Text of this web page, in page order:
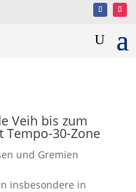
Veih bis zum
Tempo-30-Zone
und Gremien
insbesondere in